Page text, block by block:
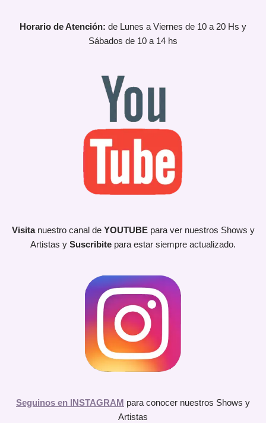
Horario de Atención: de Lunes a Viernes de 10 a 20 Hs y
Sábados de 10 a 14 hs
Visita nuestro canal de YOUTUBEpara ver nuestros Shows y
Artistas y Suscribite para estar siempre actualizado.
Seguinos en INSTAGRAM para conocer nuestros Shows y
Artistas